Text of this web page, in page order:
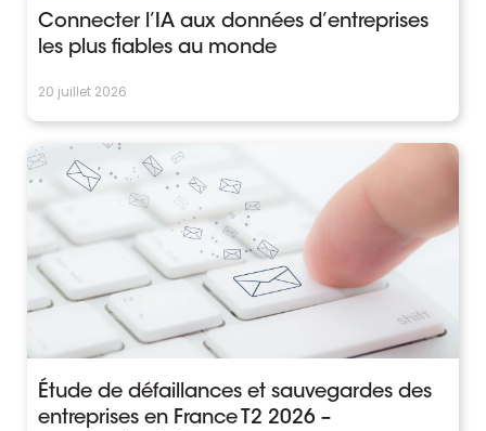
Connecter l’IA aux données d’entreprises
les plus fiables au monde
20 juillet 2026
Étude de défaillances et sauvegardes des
entreprises en France T2 2026 –